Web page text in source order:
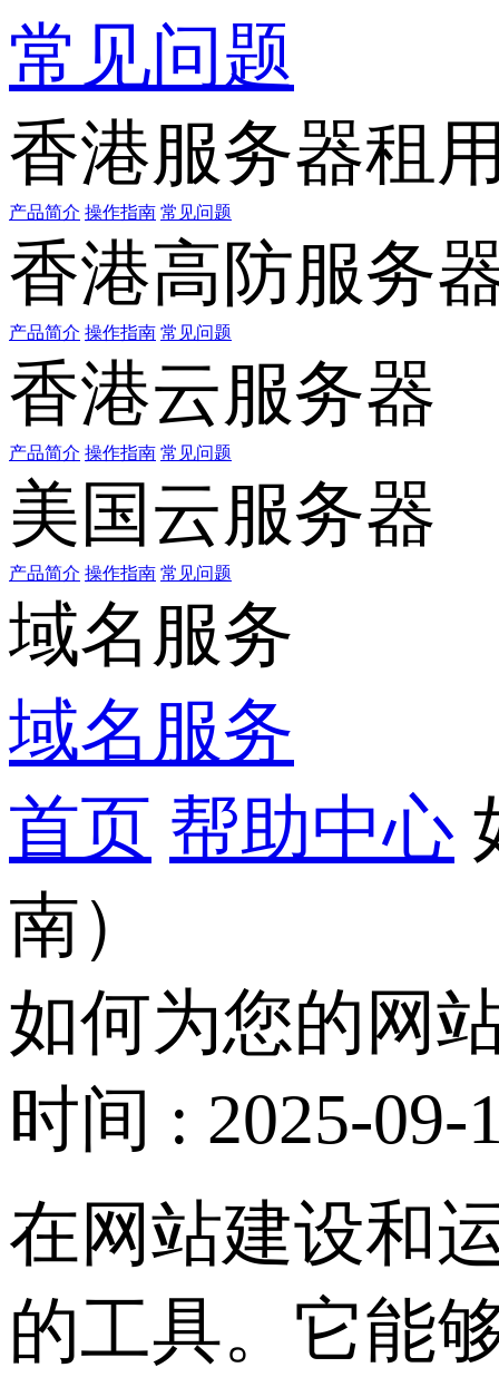
常见问题
香港服务器租
产品简介 操作指南 常见问题
香港高防服务
产品简介 操作指南 常见问题
香港云服务器
产品简介 操作指南 常见问题
美国云服务器
产品简介 操作指南 常见问题
域名服务
域名服务
首页 帮助中心
南）
如何为您的网
时间 : 2025-09-
在网站建设和
的工具。它能